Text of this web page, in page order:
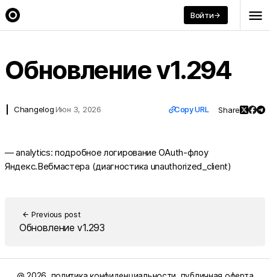
Войтиarrow_forward menu
Обновление v1.294
Changelog Июн 3, 2026 linkCopy URL Share
— analytics: подробное логирование OAuth-флоу
Яндекс.Вебмастера (диагностика unauthorized_client)
arrow_back Previous post
Обновление v1.293